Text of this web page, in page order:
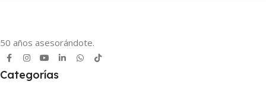
50 años asesorándote.
Categorías